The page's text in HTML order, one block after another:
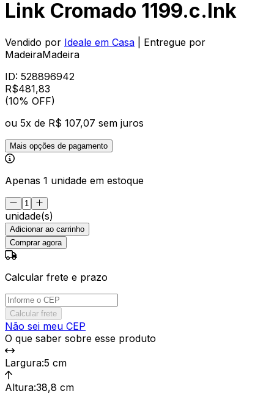
Link Cromado 1199.c.lnk
Vendido por Ideale em Casa
| Entregue por
MadeiraMadeira
ID: 528896942
R$481,83
(10% OFF)
ou 5x de R$ 107,07 sem juros
Mais opções de pagamento
Apenas 1 unidade em estoque
unidade(s)
Adicionar ao carrinho
Comprar agora
Calcular frete e prazo
Calcular frete
Não sei meu CEP
O que saber sobre esse produto
Largura:5 cm
Altura:38,8 cm